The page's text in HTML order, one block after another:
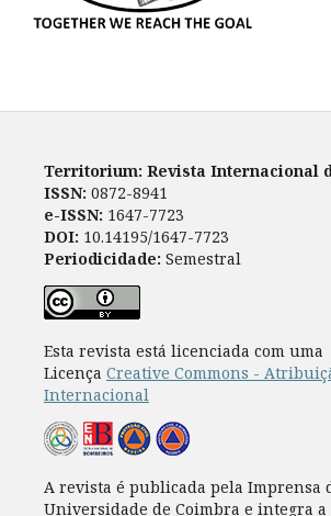
Territorium: Revista Internacional
ISSN: 0872-8941
e-ISSN: 1647-7723
DOI: 10.14195/1647-7723
Periodicidade: Semestral
Esta revista está licenciada com uma
Licença Creative Commons -
Internacional
A revista é publicada pela Imprensa
Universidade de Coimbra e integra a